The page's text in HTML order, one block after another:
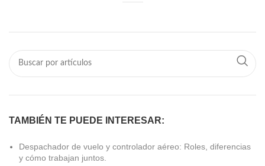
TAMBIÉN TE PUEDE INTERESAR:
Despachador de vuelo y controlador aéreo: Roles, diferencias
y cómo trabajan juntos.